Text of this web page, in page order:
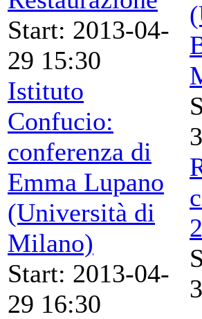
Start: 2013-04-
29 15:30
Istituto
Confucio:
conferenza di
Emma Lupano
(Università di
Milano)
Start: 2013-04-
29 16:30